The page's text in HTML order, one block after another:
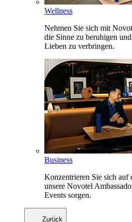
Wellness
Nehmen Sie sich mit
die Sinne zu beruhigen
Lieben zu verbringen.
Business
Konzentrieren Sie sich auf
unsere Novotel
Events sorgen.
Zurück